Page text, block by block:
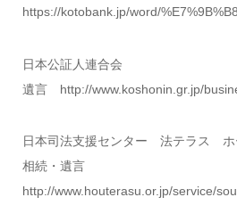
https://kotobank.jp/word/
日本公証人連合会
遺言 http://www.koshonin.gr.jp/
日本司法支援センター 法テラス ホ
相続・遺言
http://www.houterasu.or.jp/service/